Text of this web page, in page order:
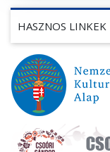
HASZNOS LINKEK